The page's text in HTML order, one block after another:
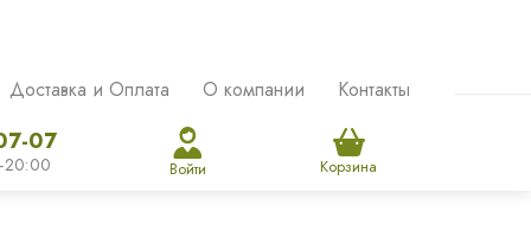
Доставка и Оплата О компании Контакты
07
20:00 Войти Корзина